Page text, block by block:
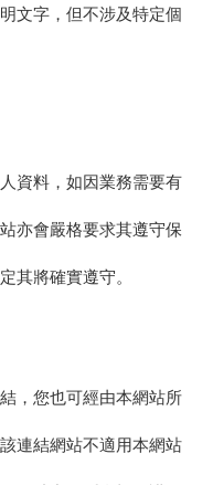
文字，但不涉及特定個
資料，如因業務需要有
亦會嚴格要求其遵守保
其將確實遵守。
，您也可經由本網站所
連結網站不適用本網站